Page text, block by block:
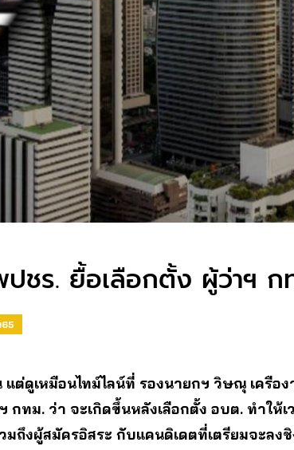
ชร. ยื้อเลือกตั้ง ผู้ว่าฯ ก
65
แต่ดูเหมือนไทม์ไลน์ที่ รองนายกฯ วิษณุ เครือง
กทม. ว่า จะเกิดขึ้นหลังเลือกตั้ง อบต. ทำให้
มถึงผู้สมัครอิสระ กับแคนดิเดตที่เตรียมจะลง